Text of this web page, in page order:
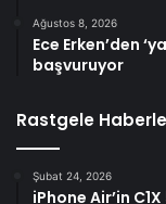
Ağustos 8, 2026
Ece Erken’den
başvuruyor
Rastgele
Şubat 24, 2026
iPhone Air’in